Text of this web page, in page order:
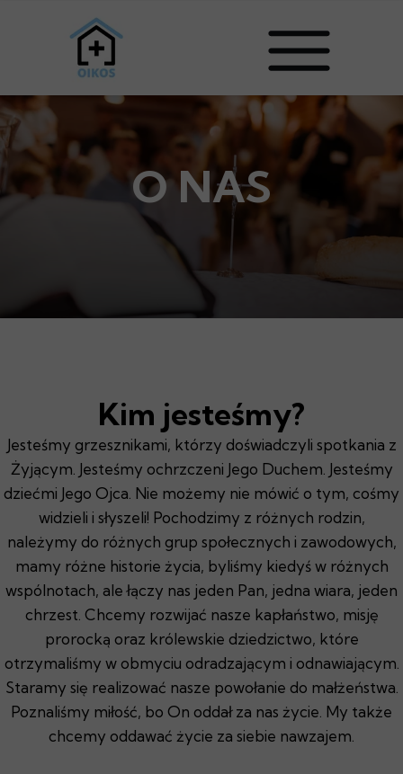
O NAS
Kim jesteśmy?
Jesteśmy grzesznikami, którzy doświadczyli spotkania z
Żyjącym. Jesteśmy ochrzczeni Jego Duchem. Jesteśmy
dziećmi Jego Ojca. Nie możemy nie mówić o tym, cośmy
widzieli i słyszeli! Pochodzimy z różnych rodzin,
należymy do różnych grup społecznych i zawodowych,
mamy różne historie życia, byliśmy kiedyś w różnych
wspólnotach, ale łączy nas jeden Pan, jedna wiara, jeden
chrzest. Chcemy rozwijać nasze kapłaństwo, misję
prorocką oraz królewskie dziedzictwo, które
otrzymaliśmy w obmyciu odradzającym i odnawiającym.
Staramy się realizować nasze powołanie do małżeństwa.
Poznaliśmy miłość, bo On oddał za nas życie. My także
chcemy oddawać życie za siebie nawzajem.